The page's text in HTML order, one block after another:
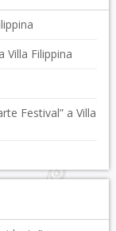
Villa Filippina
Festival” a Villa